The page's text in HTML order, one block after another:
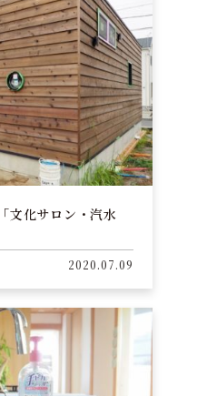
文化サロン・汽水
2020.07.09